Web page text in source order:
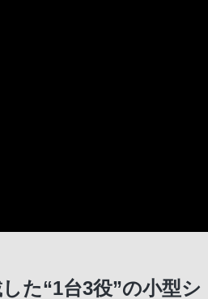
た“1台3役”の小型シ